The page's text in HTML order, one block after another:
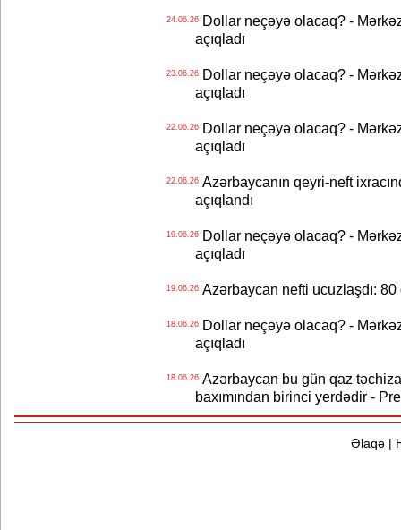
24.06.26Dollar neçəyə olacaq? -
açıqladı
23.06.26Dollar neçəyə olacaq? -
açıqladı
22.06.26Dollar neçəyə olacaq? -
açıqladı
22.06.26Azərbaycanın qeyri-neft
açıqlandı
19.06.26Dollar neçəyə olacaq? -
açıqladı
19.06.26Azərbaycan nefti ucuzlaşdı: 80
18.06.26Dollar neçəyə olacaq? -
açıqladı
18.06.26Azərbaycan bu gün qaz
baxımından birinci yerdədir -
Əlaqə|